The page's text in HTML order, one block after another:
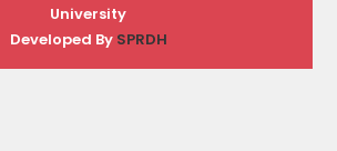
University
Developed By SPRDH